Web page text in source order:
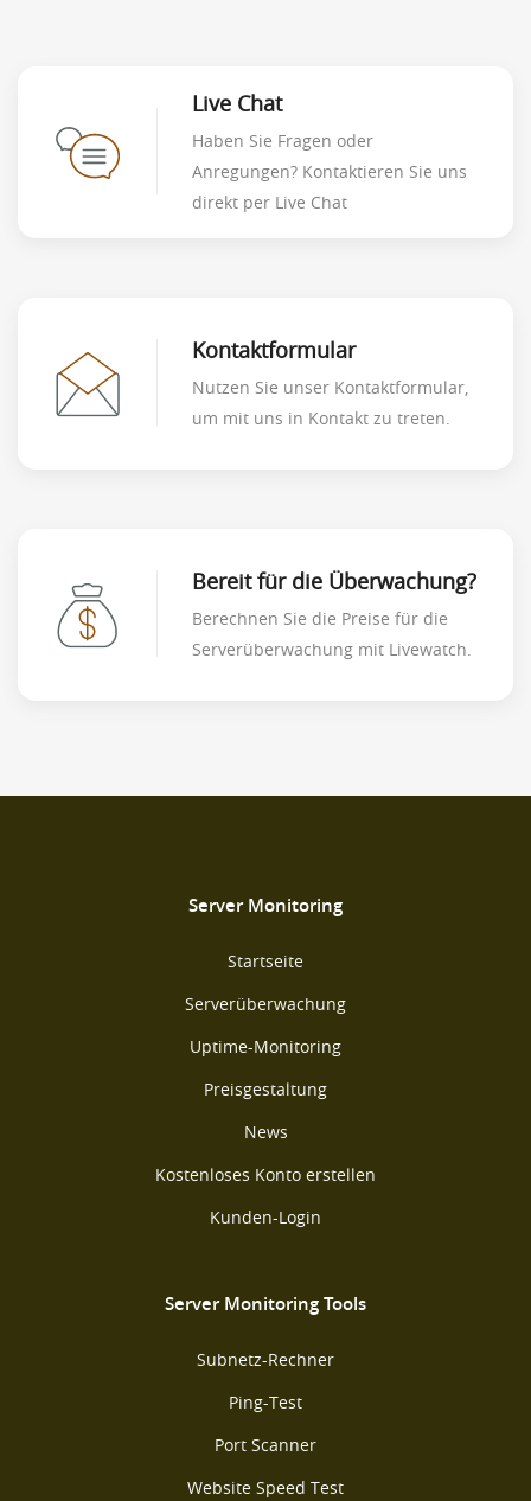
Live Chat
Haben Sie Fragen oder
Anregungen? Kontaktieren Sie uns
direkt per Live Chat
Kontaktformular
Nutzen Sie unser Kontaktformular,
um mit uns in Kontakt zu treten.
Bereit für die Überwachung?
Berechnen Sie die Preise für die
Serverüberwachung mit Livewatch.
Server Monitoring
Startseite
Serverüberwachung
Uptime-Monitoring
Preisgestaltung
News
Kostenloses Konto erstellen
Kunden-Login
Server Monitoring Tools
Subnetz-Rechner
Ping-Test
Port Scanner
Website Speed Test